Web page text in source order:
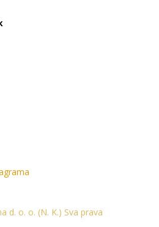
d. o. o. (N. K.) Sva prava